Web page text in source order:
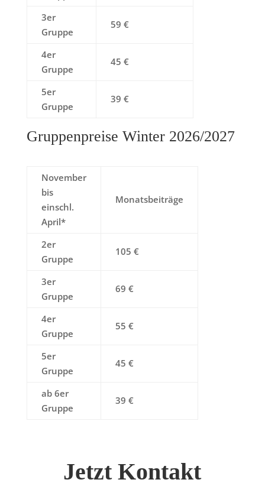
3er
Gruppe
59 €
4er
Gruppe
45 €
5er
Gruppe
39 €
Gruppenpreise Winter 2026/2027
November
bis
einschl.
April*
Monatsbeiträge
2er
Gruppe
105 €
3er
Gruppe
69 €
4er
Gruppe
55 €
5er
Gruppe
45 €
ab 6er
Gruppe
39 €
Jetzt Kontakt